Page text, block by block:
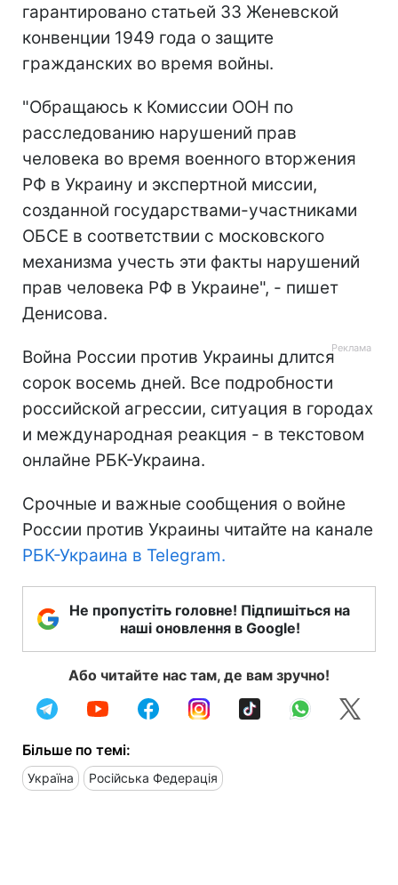
гарантировано статьей 33 Женевской
конвенции 1949 года о защите
гражданских во время войны.
"Обращаюсь к Комиссии ООН по
расследованию нарушений прав
человека во время военного вторжения
РФ в Украину и экспертной миссии,
созданной государствами-участниками
ОБСЕ в соответствии с московского
механизма учесть эти факты нарушений
прав человека РФ в Украине", - пишет
Денисова.
Война России против Украины длится
сорок восемь дней. Все подробности
российской агрессии, ситуация в городах
и международная реакция - в текстовом
онлайне РБК-Украина.
Срочные и важные сообщения о войне
России против Украины читайте на канале
РБК-Украина в Telegram.
Не пропустіть головне! Підпишіться на
наші оновлення в Google!
Або читайте нас там, де вам зручно!
Більше по темі:
Україна Російська Федерація